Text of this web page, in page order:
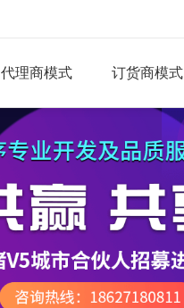
运营端
内容电商
消费卡
会员制电商
代理商模式 订货商模式